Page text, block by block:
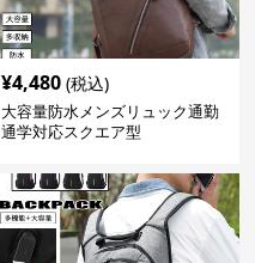
¥4,480 (税込)
大容量防水メンズリュック通勤
通学対応スクエア型